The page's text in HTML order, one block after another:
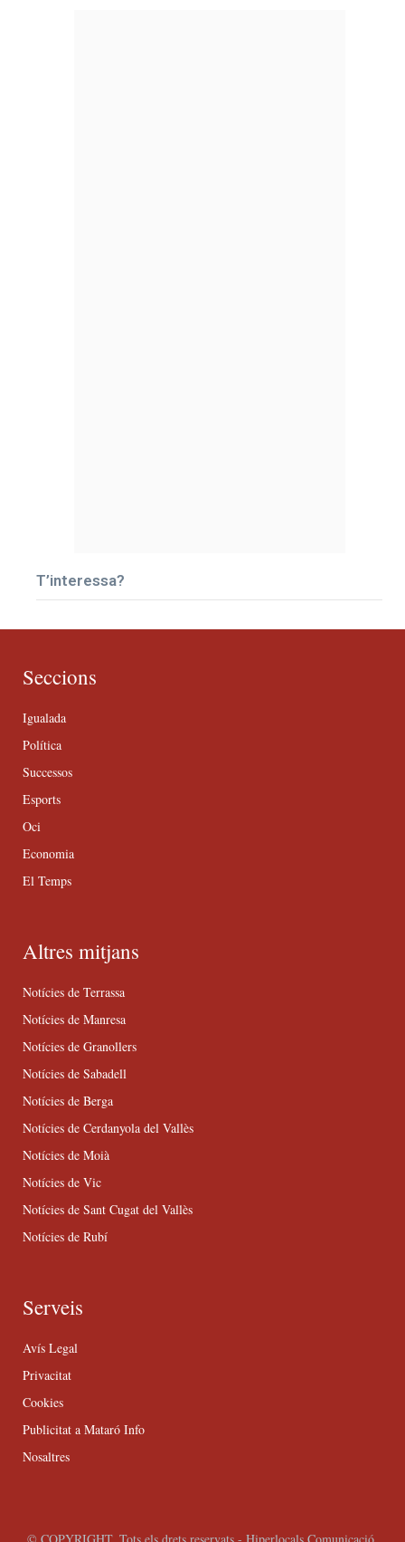
T’interessa?
Seccions
Igualada
Política
Successos
Esports
Oci
Economia
El Temps
Altres mitjans
Notícies de Terrassa
Notícies de Manresa
Notícies de Granollers
Notícies de Sabadell
Notícies de Berga
Notícies de Cerdanyola del Vallès
Notícies de Moià
Notícies de Vic
Notícies de Sant Cugat del Vallès
Notícies de Rubí
Serveis
Avís Legal
Privacitat
Cookies
Publicitat a Mataró Info
Nosaltres